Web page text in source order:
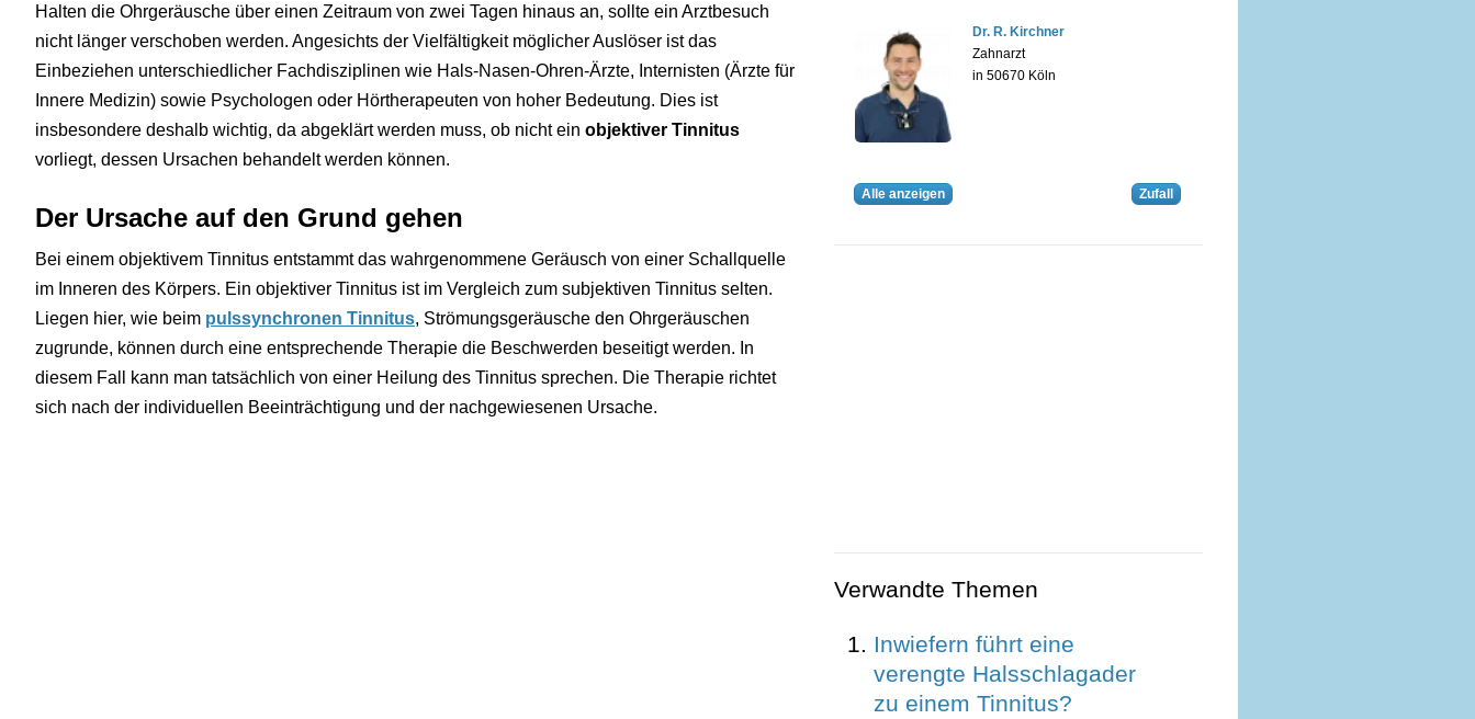
Halten die Ohrgeräusche über einen Zeitraum von zwei Tagen hinaus an, sollte ein Arztbesuch
nicht länger verschoben werden. Angesichts der Vielfältigkeit möglicher Auslöser ist das
Einbeziehen unterschiedlicher Fachdisziplinen wie Hals-Nasen-Ohren-Ärzte, Internisten (Ärzte für
Innere Medizin) sowie Psychologen oder Hörtherapeuten von hoher Bedeutung. Dies ist
insbesondere deshalb wichtig, da abgeklärt werden muss, ob nicht ein objektiver Tinnitus
vorliegt, dessen Ursachen behandelt werden können.
Der Ursache auf den Grund gehen
Bei einem objektivem Tinnitus entstammt das wahrgenommene Geräusch von einer Schallquelle
im Inneren des Körpers. Ein objektiver Tinnitus ist im Vergleich zum subjektiven Tinnitus selten.
Liegen hier, wie beim pulssynchronen Tinnitus, Strömungsgeräusche den Ohrgeräuschen
zugrunde, können durch eine entsprechende Therapie die Beschwerden beseitigt werden. In
diesem Fall kann man tatsächlich von einer Heilung des Tinnitus sprechen. Die Therapie richtet
sich nach der individuellen Beeinträchtigung und der nachgewiesenen Ursache.
Dr. R. Kirchner
Zahnarzt
in 50670 Köln
Alle anzeigen Zufall
Verwandte Themen
Inwiefern führt eine
verengte Halsschlagader
zu einem Tinnitus?